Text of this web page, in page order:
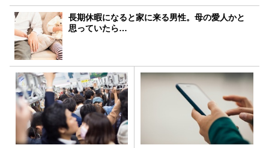
長期休暇になると家に来る男性。母の愛人かと
思っていたら…